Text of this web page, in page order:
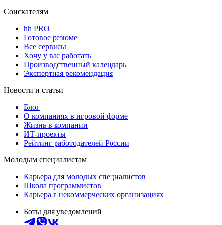
Соискателям
hh PRO
Готовое резюме
Все сервисы
Хочу у вас работать
Производственный календарь
Экспертная рекомендация
Новости и статьи
Блог
О компаниях в игровой форме
Жизнь в компании
ИТ-проекты
Рейтинг работодателей России
Молодым специалистам
Карьера для молодых специалистов
Школа программистов
Карьера в некоммерческих организациях
Боты для уведомлений